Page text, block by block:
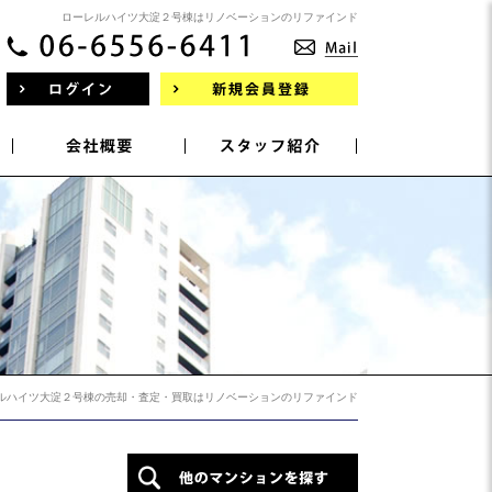
ローレルハイツ大淀２号棟はリノベーションのリファインド
ハイツ大淀２号棟の売却・査定・買取はリノベーションのリファインド